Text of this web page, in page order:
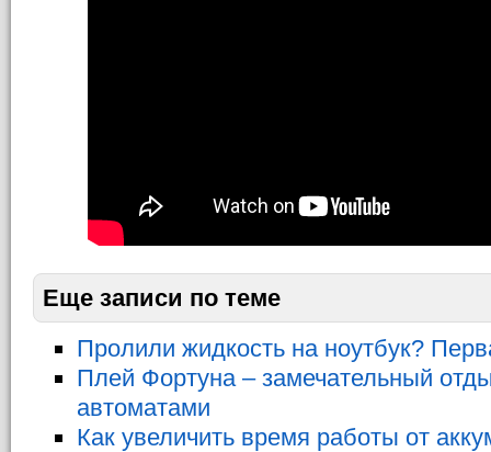
Еще записи по теме
Пролили жидкость на ноутбук?
Плей Фортуна – замечательный
автоматами
Как увеличить время работы от